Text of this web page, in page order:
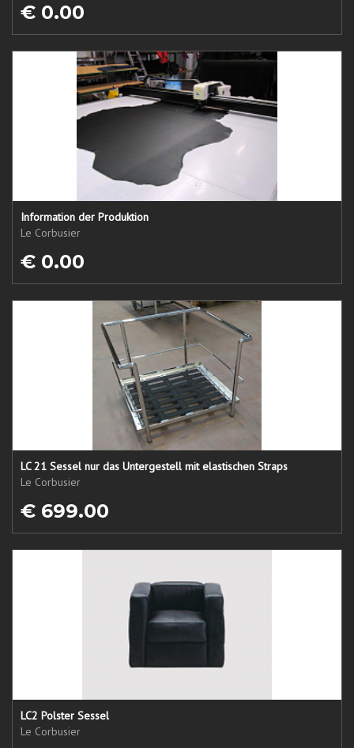
€ 0.00
Information der Produktion
Le Corbusier
€ 0.00
LC 21 Sessel nur das Untergestell mit elastischen Straps
Le Corbusier
€ 699.00
LC2 Polster Sessel
Le Corbusier